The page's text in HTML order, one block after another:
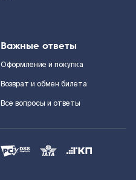
Важные ответы
Оформление и покупка
Возврат и обмен билета
Все вопросы и ответы